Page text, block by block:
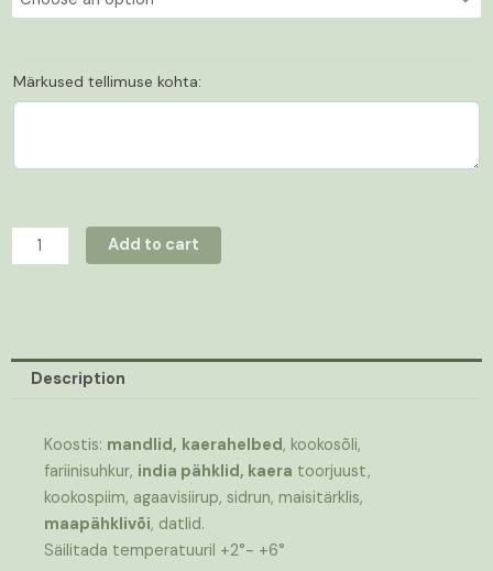
Märkused tellimuse kohta:
Add to cart
Description
Koostis: mandlid, kaerahelbed, kookosõli,
fariinisuhkur, india pähklid, kaera toorjuust,
kookospiim, agaavisiirup, sidrun, maisitärklis,
maapähklivõi, datlid.
Säilitada temperatuuril +2°- +6°